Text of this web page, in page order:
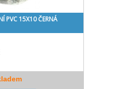
PVC 15X10 ČERNÁ